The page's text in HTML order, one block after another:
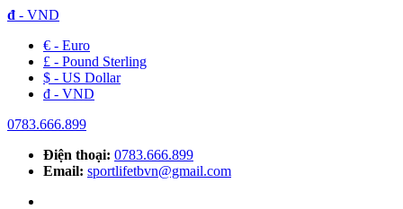
đ - VND
€ - Euro
£ - Pound Sterling
$ - US Dollar
đ - VND
0783.666.899
Điện thoại: 0783.666.899
Email: sportlifetbvn@gmail.com